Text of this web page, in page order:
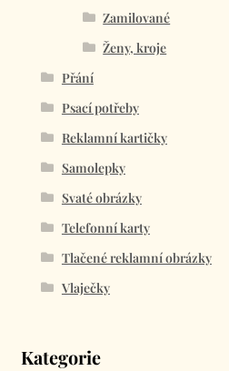
Zamilované
Ženy, kroje
Přání
Psací potřeby
Reklamní kartičky
Samolepky
Svaté obrázky
Telefonní karty
Tlačené reklamní obrázky
Vlaječky
Kategorie